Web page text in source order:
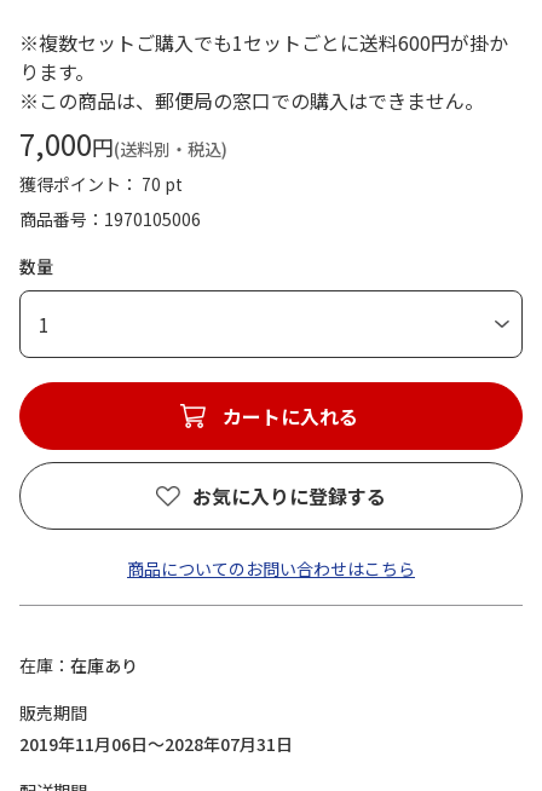
※複数セットご購入でも1セットごとに送料600円が掛か
ります。
※この商品は、郵便局の窓口での購入はできません。
7,000円(送料別・税込)
獲得ポイント： 70 pt
商品番号
1970105006
数量
1
カートに入れる
お気に入りに登録する
商品についてのお問い合わせはこちら
在庫
在庫あり
販売期間
2019年11月06日～2028年07月31日